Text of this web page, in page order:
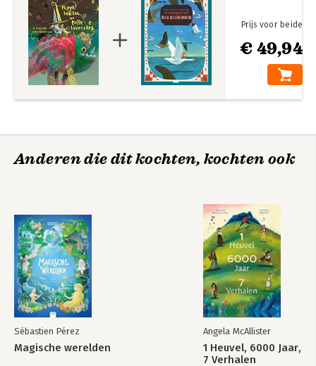
€ 49,94
Prijs voor beide
Anderen die dit kochten, kochten ook
Sébastien Pérez
Magische werelden
Angela McAllister
1 Heuvel, 6000 Jaar,
7 Verhalen